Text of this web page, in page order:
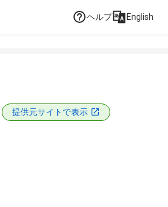
ヘルプ English
提供元サイトで表示